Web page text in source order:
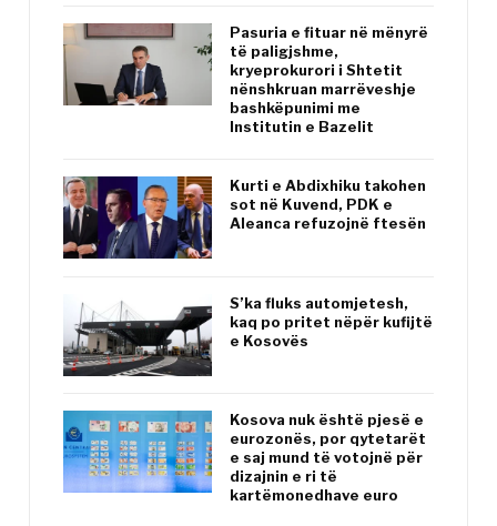
Pasuria e fituar në mënyrë
të paligjshme,
kryeprokurori i Shtetit
nënshkruan marrëveshje
bashkëpunimi me
Institutin e Bazelit
Kurti e Abdixhiku takohen
sot në Kuvend, PDK e
Aleanca refuzojnë ftesën
S’ka fluks automjetesh,
kaq po pritet nëpër kufijtë
e Kosovës
Kosova nuk është pjesë e
eurozonës, por qytetarët
e saj mund të votojnë për
dizajnin e ri të
kartëmonedhave euro